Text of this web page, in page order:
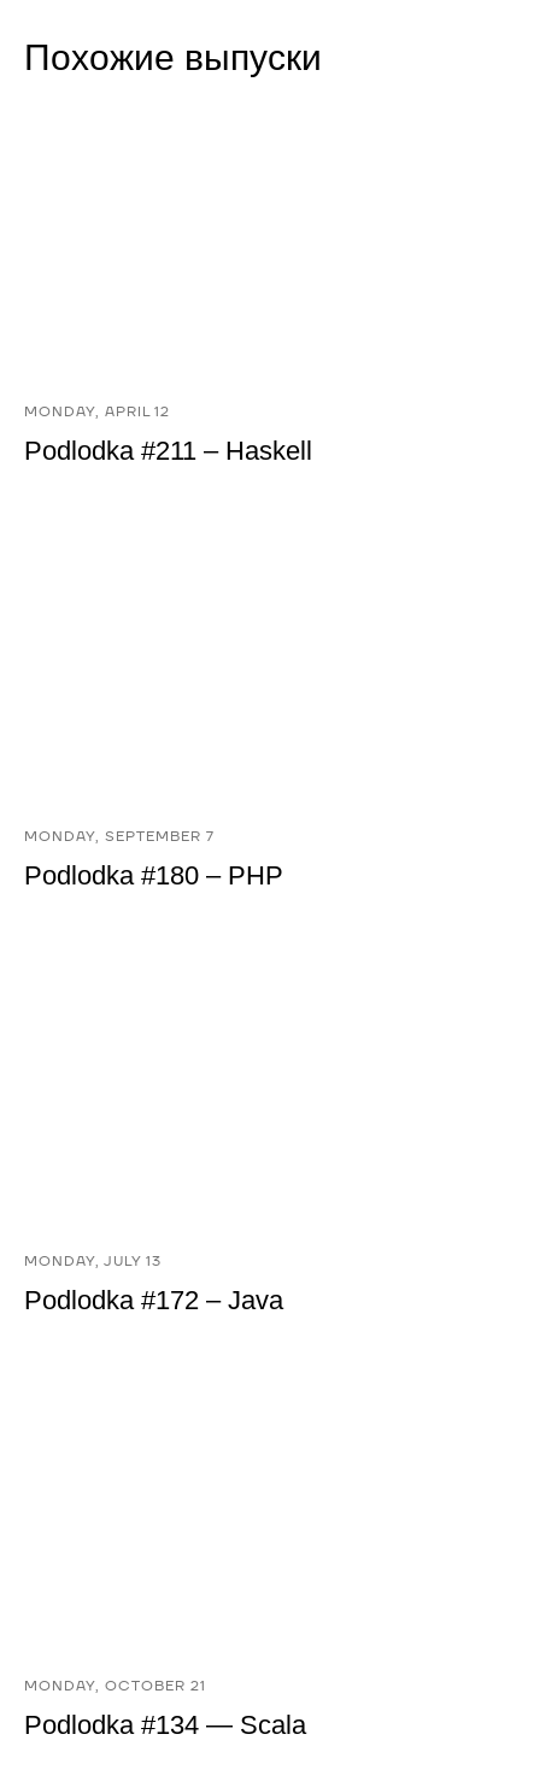
Похожие выпуски
MONDAY, APRIL 12
Podlodka #211 – Haskell
MONDAY, SEPTEMBER 7
Podlodka #180 – PHP
MONDAY, JULY 13
Podlodka #172 – Java
MONDAY, OCTOBER 21
Podlodka #134 — Scala